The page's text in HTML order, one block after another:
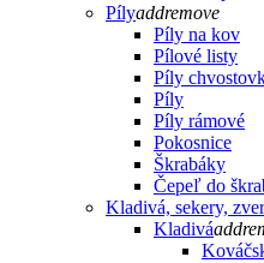
Pílyaddremove
Píly na kov
Pílové listy
Píly
Píly
Píly rámové
Pokosnice
Škrabáky
Čepeľ do
Kladivá, sekery,
Kladiváadd